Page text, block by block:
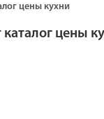
цены кухни
цены